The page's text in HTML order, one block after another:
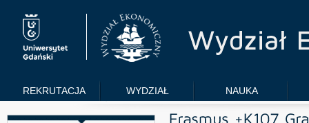
REKRUTACJA WYDZIAŁ NAUKA